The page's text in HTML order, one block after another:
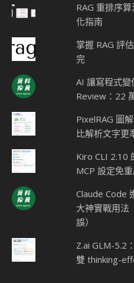
RAG 重排序
化指南
掌握 RAG 評
完
AI 讓寫程式
Review：22
PixelRAG 圖
比解析文字更
Kiro CLI 2.10
MCP 設定免
Claude Code
大神實戰用法
誤）
Z.ai GLM-5.2
雙 thinking-